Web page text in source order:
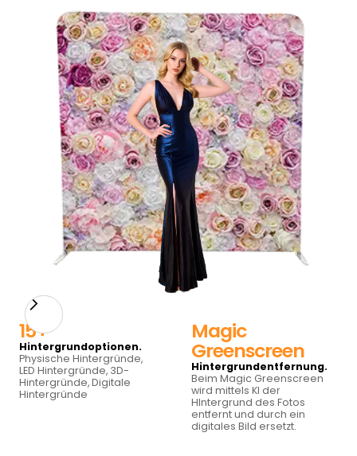
Slide 7 of 15.
15+
Hintergrundoptionen.
Physische Hintergründe,
LED Hintergründe, 3D-
Hintergründe, Digitale
Hintergründe
Magic
Greenscreen
Hintergrundentfernung.
Beim Magic Greenscreen
wird mittels KI der
HIntergrund des Fotos
entfernt und durch ein
digitales Bild ersetzt.